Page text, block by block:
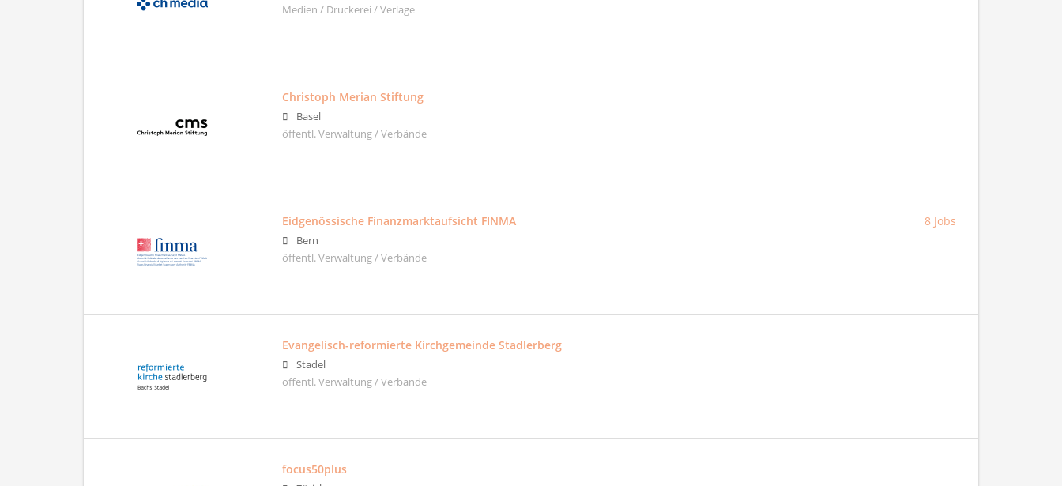
Medien / Druckerei / Verlage
Christoph Merian Stiftung
Basel
öffentl. Verwaltung / Verbände
Eidgenössische Finanzmarktaufsicht FINMA
Bern
öffentl. Verwaltung / Verbände
8 Jobs
Evangelisch-reformierte Kirchgemeinde Stadlerberg
Stadel
öffentl. Verwaltung / Verbände
focus50plus